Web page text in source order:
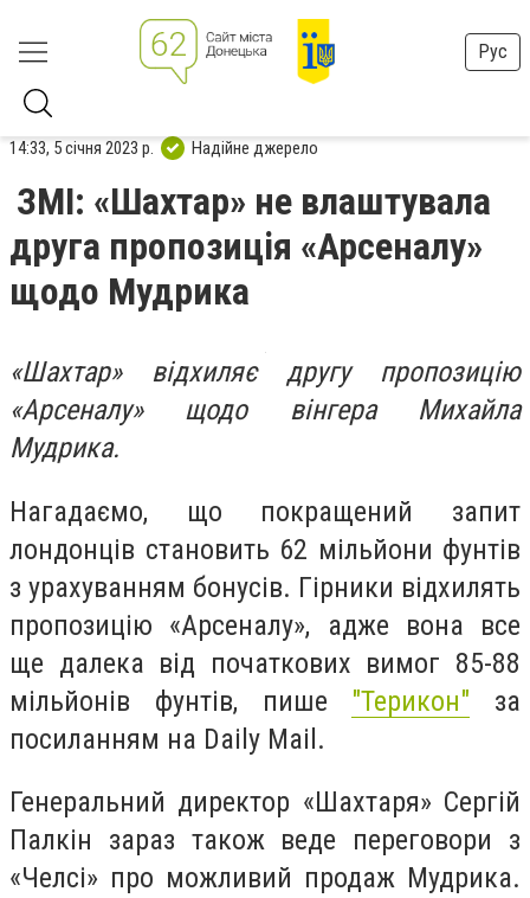
Рус
14:33, 5 січня 2023 р. Надійне джерело
ЗМІ: «Шахтар» не влаштувала
друга пропозиція «Арсеналу»
щодо Мудрика
«Шахтар» відхиляє другу пропозицію
«Арсеналу» щодо вінгера Михайла
Мудрика.
Нагадаємо, що покращений запит
лондонців становить 62 мільйони фунтів
з урахуванням бонусів. Гірники відхилять
пропозицію «Арсеналу», адже вона все
ще далека від початкових вимог 85-88
мільйонів фунтів, пише "Терикон" за
посиланням на Daily Mail.
Генеральний директор «Шахтаря» Сергій
Палкін зараз також веде переговори з
«Челсі» про можливий продаж Мудрика.